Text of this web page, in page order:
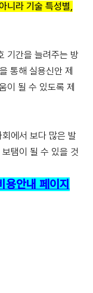
니라 기술 특성별,
기간을 늘려주는 방
통해 실용신안 제
이 될 수 있도록 제
에서 보다 많은 발
탬이 될 수 있을 것
안내 페이지